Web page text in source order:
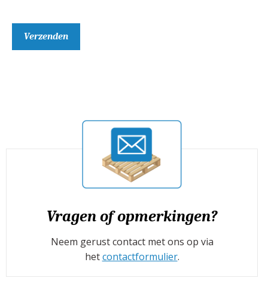
Vragen of opmerkingen?
Neem gerust contact met ons op via
hetcontactformulier.